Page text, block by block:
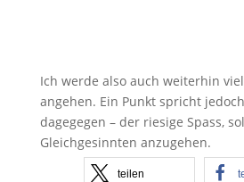
Ich werde also auch weiterhin
angehen. Ein Punkt spricht
dagegegen – der riesige Spass,
Gleichgesinnten anzugehen.
teilen